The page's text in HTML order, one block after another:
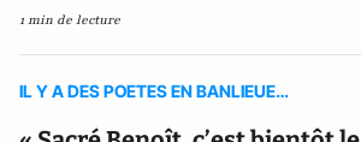
1 min de lecture
IL Y A DES POETES EN BANLIEUE…